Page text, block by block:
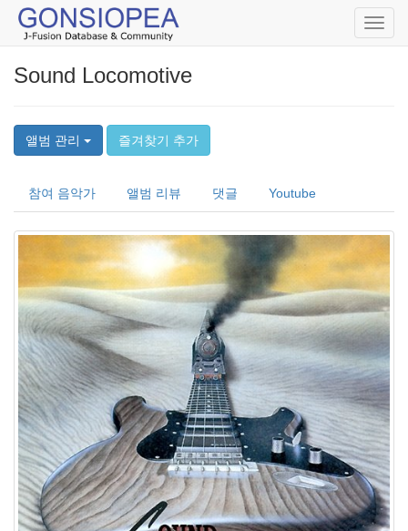
Sound Locomotive
앨범 관리 즐겨찾기 추가
참여 음악가 앨범 리뷰 댓글 Youtube